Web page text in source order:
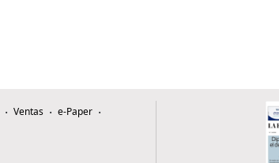
Ventas
e-Paper